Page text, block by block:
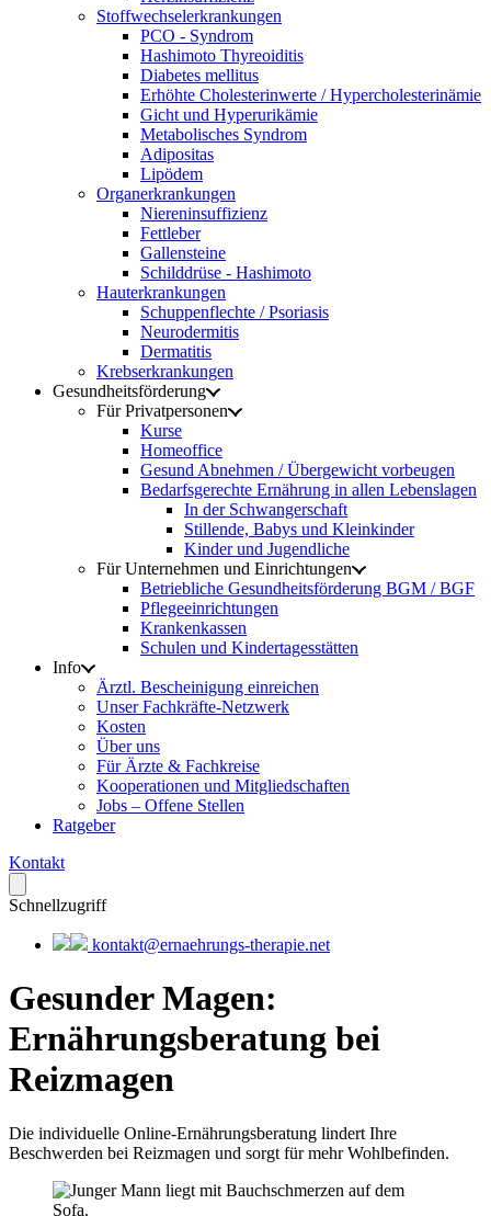
Stoffwechselerkrankungen
PCO - Syndrom
Hashimoto Thyreoiditis
Diabetes mellitus
Erhöhte Cholesterinwerte / Hypercholesterinämie
Gicht und Hyperurikämie
Metabolisches Syndrom
Adipositas
Lipödem
Organerkrankungen
Niereninsuffizienz
Fettleber
Gallensteine
Schilddrüse - Hashimoto
Hauterkrankungen
Schuppenflechte / Psoriasis
Neurodermitis
Dermatitis
Krebserkrankungen
Gesundheitsförderung
Für Privatpersonen
Kurse
Homeoffice
Gesund Abnehmen / Übergewicht vorbeugen
Bedarfsgerechte Ernährung in allen Lebenslagen
In der Schwangerschaft
Stillende, Babys und Kleinkinder
Kinder und Jugendliche
Für Unternehmen und Einrichtungen
Betriebliche Gesundheitsförderung BGM / BGF
Pflegeeinrichtungen
Krankenkassen
Schulen und Kindertagesstätten
Info
Ärztl. Bescheinigung einreichen
Unser Fachkräfte-Netzwerk
Kosten
Über uns
Für Ärzte & Fachkreise
Kooperationen und Mitgliedschaften
Jobs – Offene Stellen
Ratgeber
Kontakt
Schnellzugriff
kontakt@ernaehrungs-therapie.net
Gesunder Magen:
Ernährungsberatung bei
Reizmagen
Die individuelle Online-Ernährungsberatung lindert Ihre
Beschwerden bei Reizmagen und sorgt für mehr Wohlbefinden.